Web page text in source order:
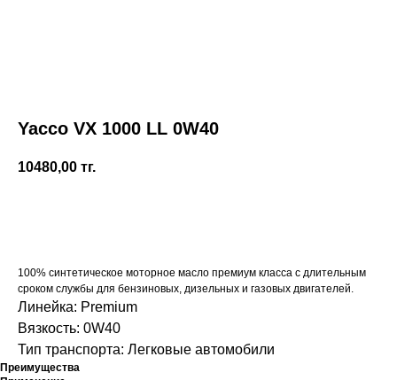
Yacco VX 1000 LL 0W40
10480,00 тг.
100% синтетическое моторное масло премиум класса с длительным
сроком службы для бензиновых, дизельных и газовых двигателей.
Линейка: Premium
Вязкость: 0W40
Тип транспорта: Легковые автомобили
Преимущества